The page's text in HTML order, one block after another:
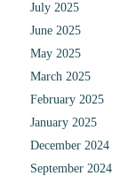
July 2025
June 2025
May 2025
March 2025
February 2025
January 2025
December 2024
September 2024